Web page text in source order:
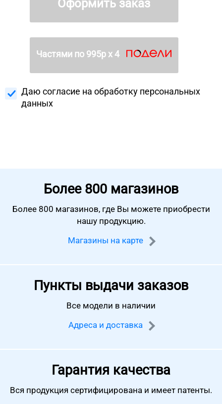
Оформить заказ
Частями по 995р х 4
Даю согласие на обработку персональных
данных
Более 800 магазинов
Более 800 магазинов, где Вы можете приобрести
нашу продукцию.
Магазины на карте
Пункты выдачи заказов
Все модели в наличии
Адреса и доставка
Гарантия качества
Вся продукция сертифицирована и имеет патенты.